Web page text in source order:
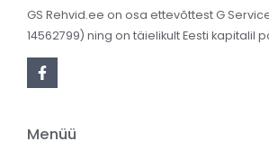
GS Rehvid.ee on osa ettevõttest G
14562799) ning on täielikult Eesti kapitalil
Menüü